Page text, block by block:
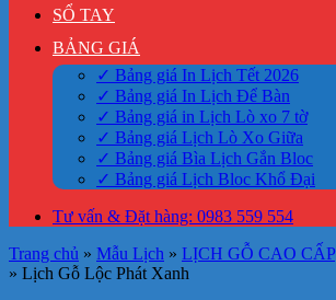
SỔ TAY
BẢNG GIÁ
✓ Bảng giá In Lịch Tết 2026
✓ Bảng giá In Lịch Để Bàn
✓ Bảng giá in Lịch Lò xo 7 tờ
✓ Bảng giá Lịch Lò Xo Giữa
✓ Bảng giá Bìa Lịch Gắn Bloc
✓ Bảng giá Lịch Bloc Khổ Đại
Tư vấn & Đặt hàng: 0983 559 554
Trang chủ » Mẫu Lịch » LỊCH GỖ CAO CẤP
» Lịch Gỗ Lộc Phát Xanh